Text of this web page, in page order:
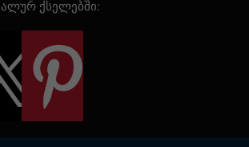
ქსელებში: